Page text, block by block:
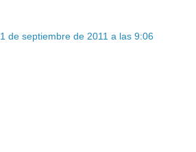
1 de septiembre de 2011 a las 9:06